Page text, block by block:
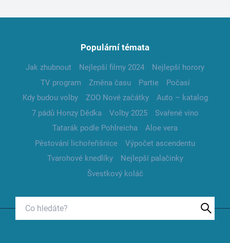
Populární témata
Jak zhubnout Nejlepší filmy 2024
Nejlepší horory
TV program
Změna času Partie
Počasí
Kdy budou volby
ZOO Nové začátky
Auto – katalog
7 pádů Honzy Dědka
Volby 2025
Svařené víno
Tatarák podle Pohlreicha
Aloe vera
Pěstování lichořeřišnice
Výpočet ascendentu
Tvarohové knedlíky
Nejlepší palačinky
Švestkový koláč